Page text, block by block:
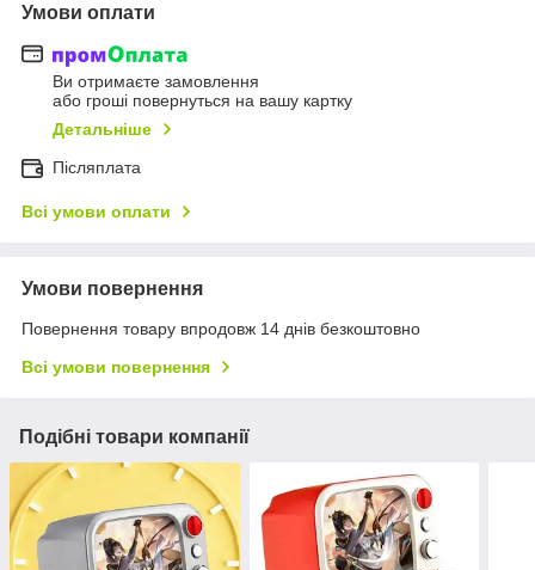
Умови оплати
Ви отримаєте замовлення
або гроші повернуться на вашу картку
Детальніше
Післяплата
Всі умови оплати
Умови повернення
Повернення товару впродовж 14 днів безкоштовно
Всі умови повернення
Подібні товари компанії